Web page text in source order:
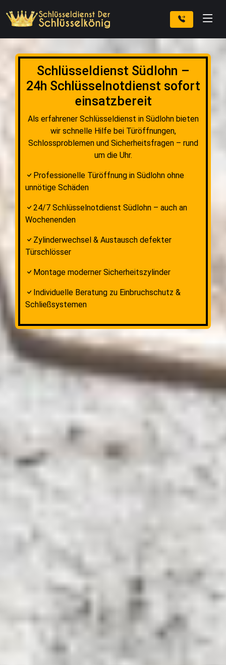
Schlüsseldienst Südlohn –
24h Schlüsselnotdienst sofort
einsatzbereit
Als erfahrener Schlüsseldienst in Südlohn bieten
wir schnelle Hilfe bei Türöffnungen,
Schlossproblemen und Sicherheitsfragen – rund
um die Uhr.
Professionelle Türöffnung in Südlohn ohne
unnötige Schäden
24/7 Schlüsselnotdienst Südlohn – auch an
Wochenenden
Zylinderwechsel & Austausch defekter
Türschlösser
Montage moderner Sicherheitszylinder
Individuelle Beratung zu Einbruchschutz &
Schließsystemen